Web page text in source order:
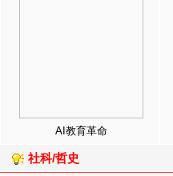
AI教育革命
社科/哲史